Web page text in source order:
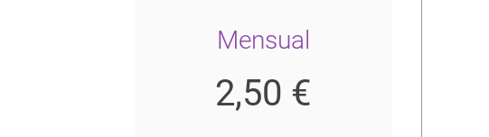
Mensual
2,50 €